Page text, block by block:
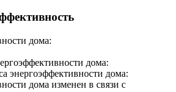
дома:
дома:
энергоэффективности дома:
дома изменен в связи с